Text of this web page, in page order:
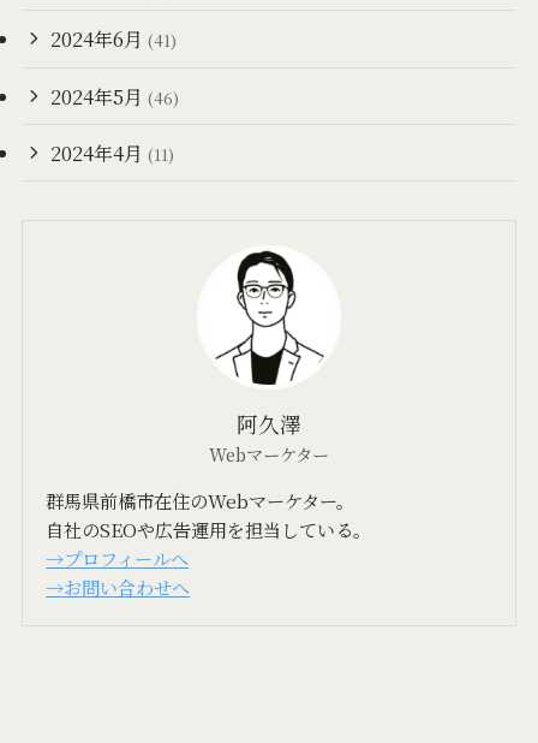
2024年6月 (41)
2024年5月 (46)
2024年4月 (11)
阿久澤
Webマーケター
群馬県前橋市在住のWebマーケター。
自社のSEOや広告運用を担当している。
→プロフィールへ
→お問い合わせへ